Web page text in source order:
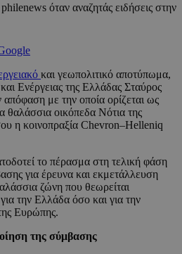
όταν αναζητάς ειδήσεις στην
και γεωπολιτικό αποτύπωμα,
Ενέργειας της Ελλάδας Σταύρος
με την οποία ορίζεται ως
θαλάσσια οικόπεδα Νότια της
η κοινοπραξία Chevron–Helleniq
το πέρασμα στη τελική φάση
για έρευνα και εκμετάλλευση
ζώνη που θεωρείται
την Ελλάδα όσο και για την
Ευρώπης.
της σύμβασης